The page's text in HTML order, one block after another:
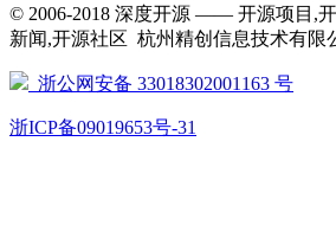
© 2006-2018 深度开源 —— 开源项目,
新闻,开源社区 杭州精创信息技术有限
浙公网安备 33018302001163 号
浙ICP备09019653号-31